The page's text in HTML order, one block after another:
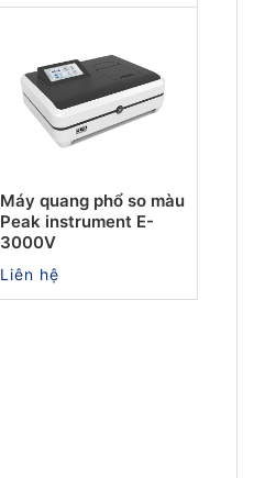
Máy quang phổ so màu
Peak instrument E-
3000V
Liên hệ